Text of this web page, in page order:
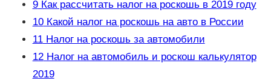
9Как рассчитать налог на роскошь в 2019 году
10Какой налог на роскошь на авто в России
11Налог на роскошь за автомобили
12Налог на автомобиль и роскош калькулятор
2019